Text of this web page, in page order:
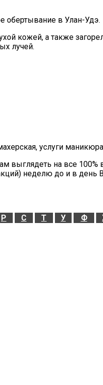
обертывание в Улан-Удэ.
кожей, а также
лучей.
услуги
выглядеть на все
неделю до и в день
Р С Т У Ф